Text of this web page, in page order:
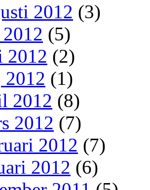
2012 (3)
(5)
2012 (2)
2012 (1)
2012 (8)
2012 (7)
2012 (7)
2012 (6)